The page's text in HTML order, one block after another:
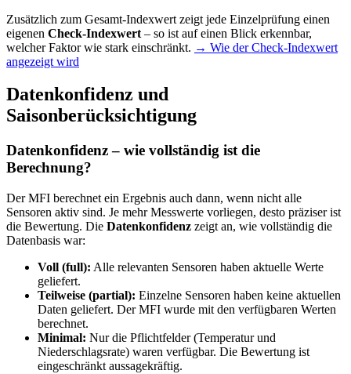
Zusätzlich zum Gesamt-Indexwert zeigt jede Einzelprüfung einen
eigenen Check-Indexwert – so ist auf einen Blick erkennbar,
welcher Faktor wie stark einschränkt. → Wie der Check-Indexwert
angezeigt wird
Datenkonfidenz und
Saisonberücksichtigung
Datenkonfidenz – wie vollständig ist die
Berechnung?
Der MFI berechnet ein Ergebnis auch dann, wenn nicht alle
Sensoren aktiv sind. Je mehr Messwerte vorliegen, desto präziser ist
die Bewertung. Die Datenkonfidenz zeigt an, wie vollständig die
Datenbasis war:
Voll (full): Alle relevanten Sensoren haben aktuelle Werte
geliefert.
Teilweise (partial): Einzelne Sensoren haben keine aktuellen
Daten geliefert. Der MFI wurde mit den verfügbaren Werten
berechnet.
Minimal: Nur die Pflichtfelder (Temperatur und
Niederschlagsrate) waren verfügbar. Die Bewertung ist
eingeschränkt aussagekräftig.